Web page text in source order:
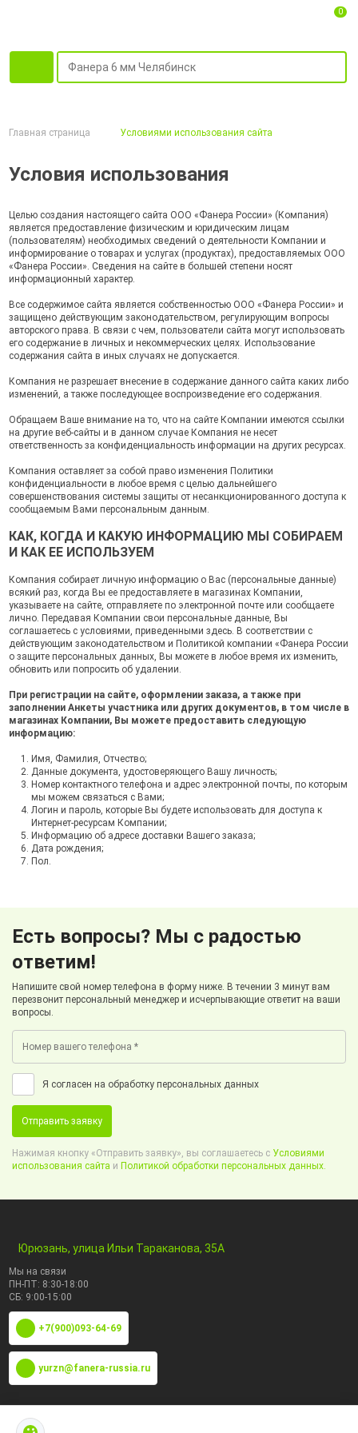
0
Главная страница Условиями использования сайта
Условия использования
Целью создания настоящего сайта ООО «Фанера России» (Компания)
является предоставление физическим и юридическим лицам
(пользователям) необходимых сведений о деятельности Компании и
информирование о товарах и услугах (продуктах), предоставляемых ООО
«Фанера России». Сведения на сайте в большей степени носят
информационный характер.
Все содержимое сайта является собственностью ООО «Фанера России» и
защищено действующим законодательством, регулирующим вопросы
авторского права. В связи с чем, пользователи сайта могут использовать
его содержание в личных и некоммерческих целях. Использование
содержания сайта в иных случаях не допускается.
Компания не разрешает внесение в содержание данного сайта каких либо
изменений, а также последующее воспроизведение его содержания.
Обращаем Ваше внимание на то, что на сайте Компании имеются ссылки
на другие веб-сайты и в данном случае Компания не несет
ответственность за конфиденциальность информации на других ресурсах.
Компания оставляет за собой право изменения Политики
конфиденциальности в любое время с целью дальнейшего
совершенствования системы защиты от несанкционированного доступа к
сообщаемым Вами персональным данным.
КАК, КОГДА И КАКУЮ ИНФОРМАЦИЮ МЫ СОБИРАЕМ
И КАК ЕЕ ИСПОЛЬЗУЕМ
Компания собирает личную информацию о Вас (персональные данные)
всякий раз, когда Вы ее предоставляете в магазинах Компании,
указываете на сайте, отправляете по электронной почте или сообщаете
лично. Передавая Компании свои персональные данные, Вы
соглашаетесь с условиями, приведенными здесь. В соответствии с
действующим законодательством и Политикой компании «Фанера России
о защите персональных данных, Вы можете в любое время их изменить,
обновить или попросить об удалении.
При регистрации на сайте, оформлении заказа, а также при
заполнении Анкеты участника или других документов, в том числе в
магазинах Компании, Вы можете предоставить следующую
информацию:
Имя, Фамилия, Отчество;
Данные документа, удостоверяющего Вашу личность;
Номер контактного телефона и адрес электронной почты, по которым
мы можем связаться с Вами;
Логин и пароль, которые Вы будете использовать для доступа к
Интернет-ресурсам Компании;
Информацию об адресе доставки Вашего заказа;
Дата рождения;
Пол.
Есть вопросы? Мы с радостью
ответим!
Напишите свой номер телефона в форму ниже. В течении 3 минут вам
перезвонит персональный менеджер и исчерпывающие ответит на ваши
вопросы.
Я согласен на обработку персональных данных
Отправить заявку
Нажимая кнопку «Отправить заявку», вы соглашаетесь с Условиями
использования сайта и Политикой обработки персональных данных.
Юрюзань, улица Ильи Тараканова, 35А
Мы на связи
ПН-ПТ: 8:30-18:00
СБ: 9:00-15:00
+7(900)093-64-69
yurzn@fanera-russia.ru
По маркам